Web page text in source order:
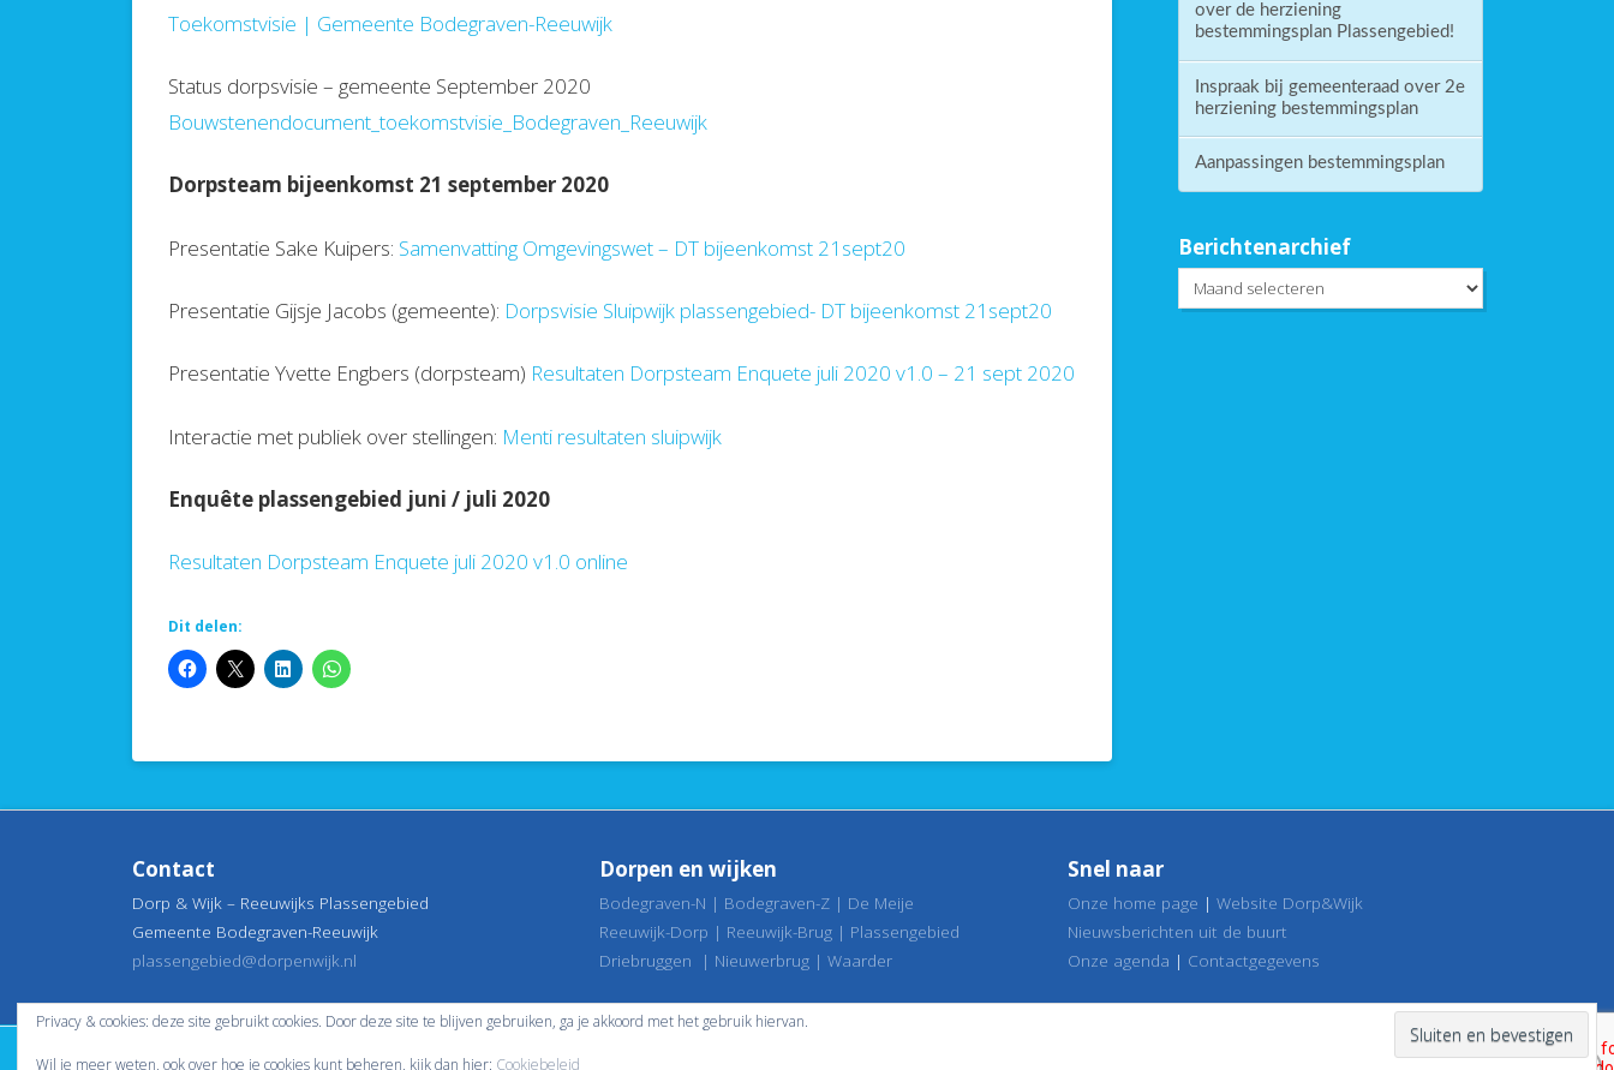
Toekomstvisie | Gemeente Bodegraven-Reeuwijk
Status dorpsvisie – gemeente September 2020
Bouwstenendocument_toekomstvisie_Bodegraven_Reeuwijk
Dorpsteam bijeenkomst 21 september 2020
Presentatie Sake Kuipers: Samenvatting Omgevingswet – DT bijeenkomst 21sept20
Presentatie Gijsje Jacobs (gemeente): Dorpsvisie Sluipwijk plassengebied- DT bijeenkomst 21sept20
Presentatie Yvette Engbers (dorpsteam) Resultaten Dorpsteam Enquete juli 2020 v1.0 – 21 sept 2020
Interactie met publiek over stellingen: Menti resultaten sluipwijk
Enquête plassengebied juni / juli 2020
Resultaten Dorpsteam Enquete juli 2020 v1.0 online
Dit delen:
over de herziening
bestemmingsplan Plassengebied!
Inspraak bij gemeenteraad over 2e
herziening bestemmingsplan
Aanpassingen bestemmingsplan
Berichtenarchief
Berichtenarchief
Contact
Dorp & Wijk – Reeuwijks Plassengebied
Gemeente Bodegraven-Reeuwijk
plassengebied@dorpenwijk.nl
Dorpen en wijken
Bodegraven-N | Bodegraven-Z | De Meije
Reeuwijk-Dorp | Reeuwijk-Brug | Plassengebied
Driebruggen | Nieuwerbrug |Waarder
Snel naar
Onze home page |Website Dorp&Wijk
Nieuwsberichten uit de buurt
Onze agenda | Contactgegevens
Privacy & cookies: deze site gebruikt cookies. Door deze site te blijven gebruiken, ga je akkoord met het gebruik hiervan.
Wil je meer weten, ook over hoe je cookies kunt beheren, kijk dan hier: Cookiebeleid